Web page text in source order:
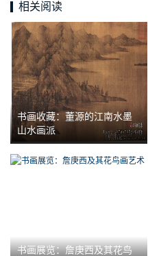
相关阅读
书画收藏：董源的江南水墨
山水画派
书画展览：詹庚西及其花鸟